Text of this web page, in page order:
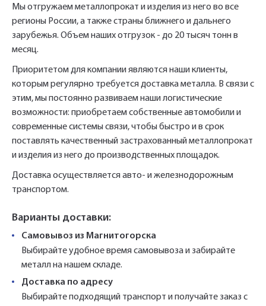
Мы отгружаем металлопрокат и изделия из него во все
регионы России, а также страны ближнего и дальнего
зарубежья. Объем наших отгрузок - до 20 тысяч тонн в
месяц.
Приоритетом для компании являются наши клиенты,
которым регулярно требуется доставка металла. В связи с
этим, мы постоянно развиваем наши логистические
возможности: приобретаем собственные автомобили и
современные системы связи, чтобы быстро и в срок
поставлять качественный застрахованный металлопрокат
и изделия из него до производственных площадок.
Доставка осуществляется авто- и железнодорожным
транспортом.
Варианты доставки:
Самовывоз из Магнитогорска
Выбирайте удобное время самовывоза и забирайте
металл на нашем складе.
Доставка по адресу
Выбирайте подходящий транспорт и получайте заказ с
персональных данных.
Нажимая на кнопку «Отправить» вы
автоматически соглашаетесь с«Политикой
конфиденциальности»
Нажимая на кнопку «Отправить» вы
автоматически соглашаетесь с«Политикой
конфиденциальности»